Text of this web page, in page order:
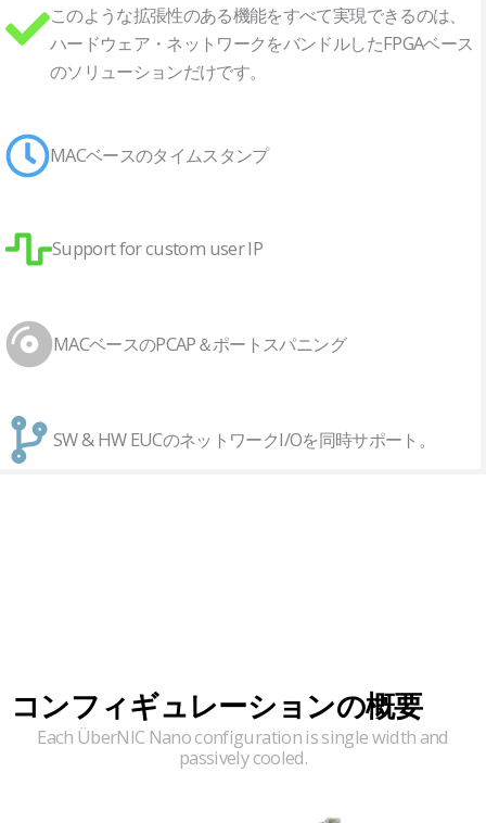
このような拡張性のある機能をすべて実現できるのは、
ハードウェア・ネットワークをバンドルしたFPGAベース
のソリューションだけです。
MACベースのタイムスタンプ
Support for custom user IP
MACベースのPCAP＆ポートスパニング
SW & HW EUCのネットワークI/Oを同時サポート。
コンフィギュレーションの概要
Each ÜberNIC Nano configuration is single width and
passively cooled.